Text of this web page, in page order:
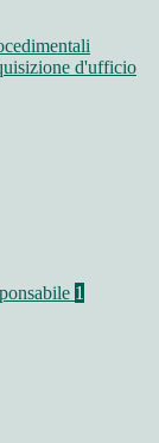
d'ufficio
1